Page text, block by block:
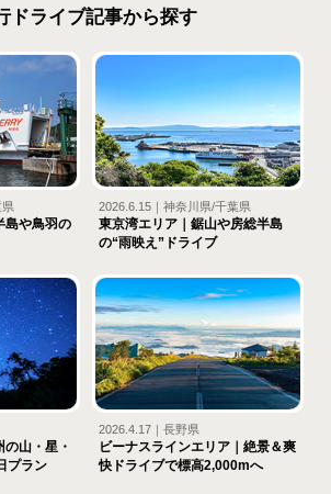
ドライブ記事から探す
県
島や鳥羽の
2026.6.15｜神奈川県/千葉県
東京湾エリア｜鋸山や房総半島
の“雨映え”ドライブ
山・星・
プラン
2026.4.17｜長野県
ビーナスラインエリア｜絶景＆爽
快ドライブで標高2,000mへ